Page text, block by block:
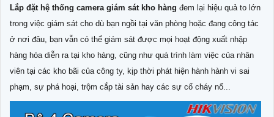
Lắp đặt hệ thống camera giám sát kho hàng đem lại hiệu quả to lớn
trong việc giám sát cho dù bạn ngồi tại văn phòng hoặc đang công tác
ở nơi đâu, bạn vẫn có thể giám sát được mọi hoạt động xuất nhập
hàng hóa diễn ra tại kho hàng, cũng như quá trình làm việc của nhân
viên tại các kho bãi của công ty, kịp thời phát hiện hành hành vi sai
phạm, sự phá hoại, trộm cắp tài sản hay các sự cố cháy nổ...